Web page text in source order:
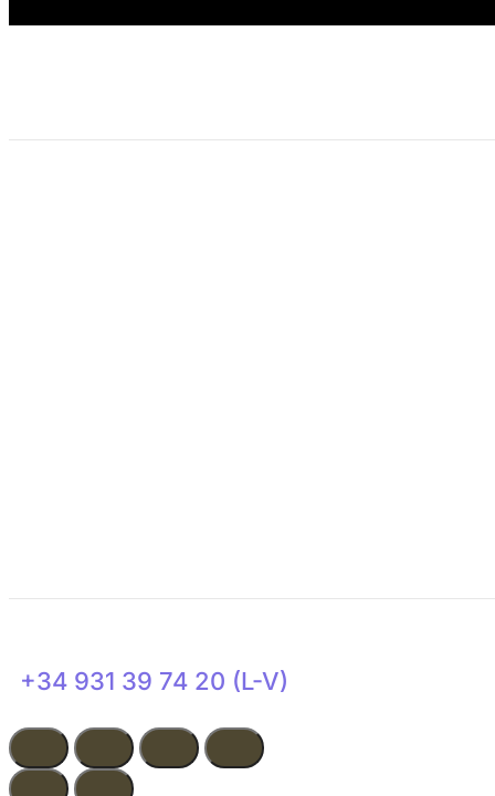
+34 931 39 74 20 (L-V)